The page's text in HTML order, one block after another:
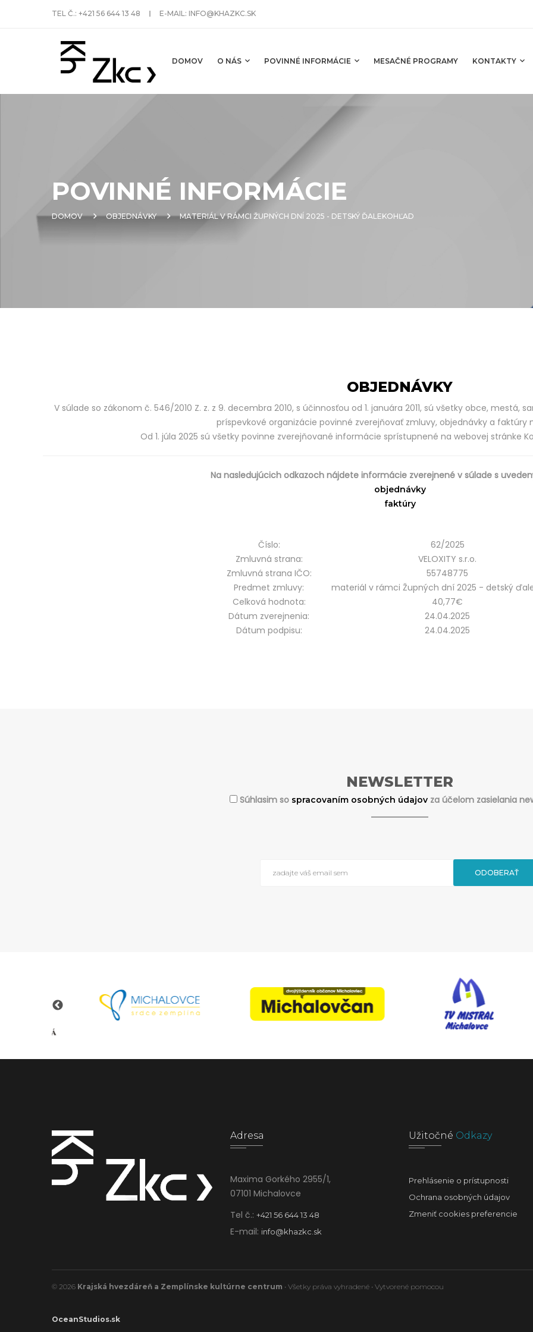
TEL Č.: +421 56 644 13 48 E-MAIL: INFO@KHAZKC.SK
DOMOV O NÁS POVINNÉ INFORMÁCIE MESAČNÉ PROGRAMY KONTAKTY
POVINNÉ INFORMÁCIE
DOMOV OBJEDNÁVKY MATERIÁL V RÁMCI ŽUPNÝCH DNÍ 2025 - DETSKÝ ĎALEKOHĽAD
OBJEDNÁVKY
V súlade so zákonom č. 546/2010 Z. z. z 9. decembra 2010, s účinnosťou od 1. januára 2011, sú všetky obce,
príspevkové organizácie povinné zverejňovať zmluvy, objednávky a faktúry
Od 1. júla 2025 sú všetky povinne zverejňované informácie sprístupnené na webovej stránke
Na nasledujúcich odkazoch nájdete informácie zverejnené v súlade s
objednávky
faktúry
Číslo:
62/2025
Zmluvná strana:
VELOXITY s.r.o.
Zmluvná strana IČO:
55748775
Predmet zmluvy:
materiál v rámci Župných dní 2025 - detský
Celková hodnota:
40,77€
Dátum zverejnenia:
24.04.2025
Dátum podpisu:
24.04.2025
NEWSLETTER
Súhlasim so spracovaním osobných údajov za účelom zasielania
ODOBERAŤ
Adresa
Maxima Gorkého 2955/1,
07101 Michalovce
Tel č.: +421 56 644 13 48
E-mail: info@khazkc.sk
Užitočné Odkazy
Prehlásenie o prístupnosti
Ochrana osobných údajov
Zmeniť cookies preferencie
© 2026 Krajská hvezdáreň a Zemplínske kultúrne centrum • Všetky práva vyhradené • Vytvorené pomocou
OceanStudios.sk